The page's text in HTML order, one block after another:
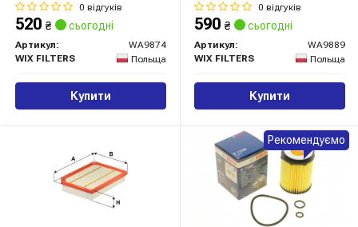
0 відгуків
520 ₴ сьогодні
Артикул:
WA9874
WIX FILTERS
Польща
Купити
0 відгуків
590 ₴ сьогодні
Артикул:
WA9889
WIX FILTERS
Польща
Купити
Рекомендуємо